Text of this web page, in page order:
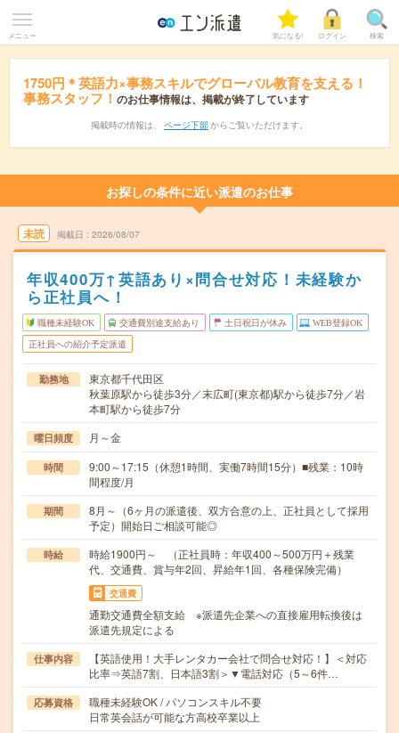
メニュー 気になる! ログイン 検索
1750円＊英語力×事務スキルでグローバル教育を支える！
事務スタッフ！ のお仕事情報は、掲載が終了しています
掲載時の情報は、 ページ下部 からご覧いただけます。
お探しの条件に近い派遣のお仕事
未読 掲載日 2026/08/07
年収400万↑英語あり×問合せ対応！未経験か
ら正社員へ！
職種未経験OK 交通費別途支給あり 土日祝日が休み WEB登録OK
正社員への紹介予定派遣
勤務地
東京都千代田区
秋葉原駅から徒歩3分／末広町(東京都)駅から徒歩7分／岩
本町駅から徒歩7分
曜日頻度 月～金
時間
9:00～17:15（休憩1時間、実働7時間15分）■残業：10時
間程度/月
期間
8月～（6ヶ月の派遣後、双方合意の上、正社員として採用
予定）開始日ご相談可能◎
時給
時給1900円～ （正社員時：年収400～500万円＋残業
代、交通費、賞与年2回、昇給年1回、各種保険完備）
交通費
通勤交通費全額支給 ※派遣先企業への直接雇用転換後は
派遣先規定による
仕事内容
【英語使用！大手レンタカー会社で問合せ対応！】＜対応
比率⇒英語7割、日本語3割＞▼電話対応（5～6件…
応募資格
職種未経験OK / パソコンスキル不要
日常英会話が可能な方高校卒業以上